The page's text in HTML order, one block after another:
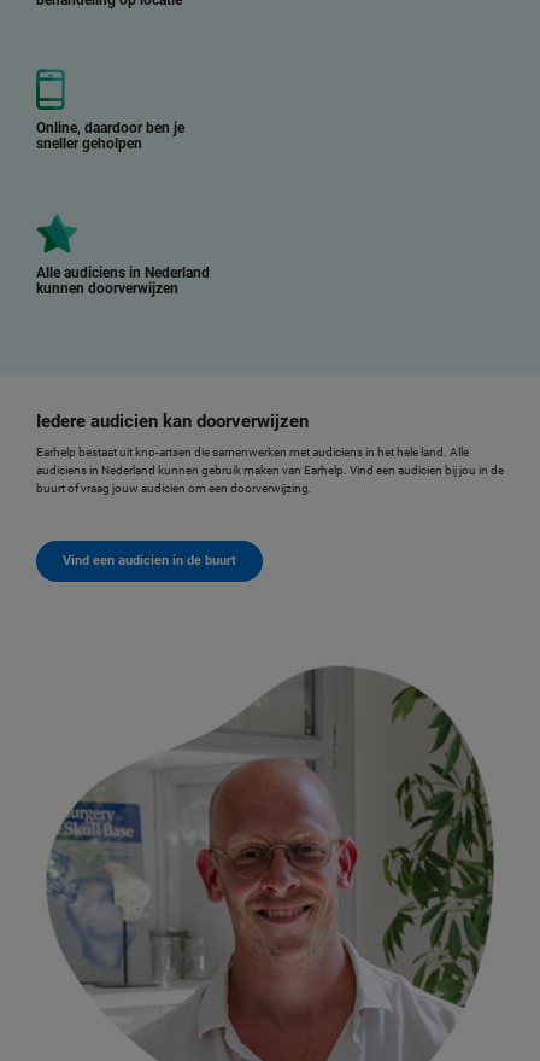
Online, daardoor ben je
sneller geholpen
Alle audiciens in Nederland
kunnen doorverwijzen
Iedere audicien kan doorverwijzen
Earhelp bestaat uit kno-artsen die samenwerken met audiciens in het hele land. Alle
audiciens in Nederland kunnen gebruik maken van Earhelp. Vind een audicien bij jou in de
buurt of vraag jouw audicien om een doorverwijzing.
Vind een audicien in de buurt